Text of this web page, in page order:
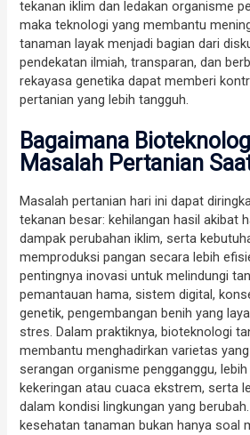
tekanan iklim dan ledakan organisme
maka teknologi yang membantu
tanaman layak menjadi bagian dari
pendekatan ilmiah, transparan, dan
rekayasa genetika dapat memberi
pertanian yang lebih tangguh.
Bagaimana
Masalah Pertanian
Masalah pertanian hari ini dapat
tekanan besar: kehilangan hasil akibat
dampak perubahan iklim, serta
memproduksi pangan secara lebih
pentingnya inovasi untuk melindungi
pemantauan hama, sistem digital,
genetik, pengembangan benih yang
stres. Dalam praktiknya, bioteknologi
membantu menghadirkan varietas
serangan organisme pengganggu,
kekeringan atau cuaca ekstrem, serta
dalam kondisi lingkungan yang
kesehatan tanaman bukan hanya soal